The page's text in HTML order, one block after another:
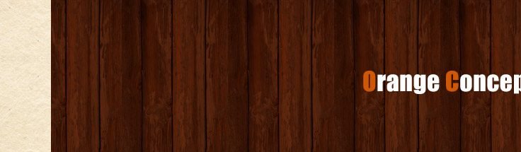
オレンジコンセプト
お店からのお知らせ